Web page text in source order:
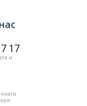
17
и